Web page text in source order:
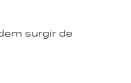
surgir de